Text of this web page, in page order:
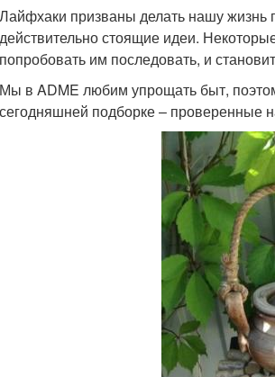
Лайфхаки призваны делать нашу жизнь
действительно стоящие идеи.
попробовать им последовать, и
Мы в ADME любим упрощать быт,
сегодняшней подборке – проверенные